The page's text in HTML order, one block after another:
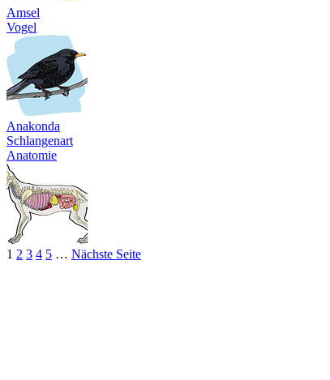
Amsel
Vogel
Anakonda
Schlangenart
Anatomie
1 2 3 4 5 … Nächste Seite